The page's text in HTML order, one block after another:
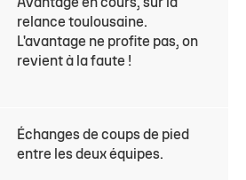
Avantage en cours, sur la
relance toulousaine.
L'avantage ne profite pas, on
revient à la faute !
Échanges de coups de pied
entre les deux équipes.